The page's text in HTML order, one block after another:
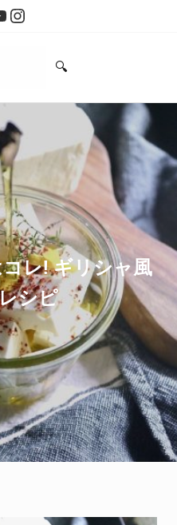
Instagram
Kitchen
Search...
🔍
レ! ギリシャ風
シピ